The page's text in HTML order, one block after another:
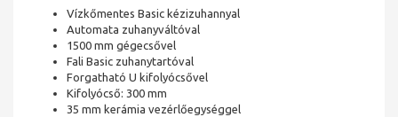
Vízkőmentes Basic kézizuhannyal
Automata zuhanyváltóval
1500 mm gégecsővel
Fali Basic zuhanytartóval
Forgatható U kifolyócsővel
Kifolyócső: 300 mm
35 mm kerámia vezérlőegységgel